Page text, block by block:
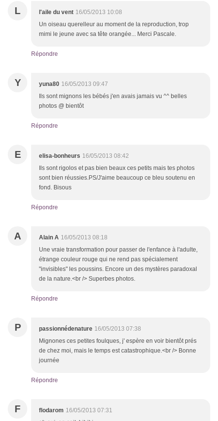
L l'aile du vent 16/05/2013 10:08
Un oiseau querelleur au moment de la reproduction, trop
mimi le jeune avec sa tête orangée... Merci Pascale.
Répondre
Y yuna80 16/05/2013 09:47
Ils sont mignons les bébés j'en avais jamais vu ^^ belles
photos @ bientôt
Répondre
E elisa-bonheurs 16/05/2013 08:42
Ils sont rigolos et pas bien beaux ces petits mais tes photos
sont bien réussies.PS/J'aime beaucoup ce bleu soutenu en
fond. Bisous
Répondre
A Alain A 16/05/2013 08:18
Une vraie transformation pour passer de l'enfance à l'adulte,
étrange couleur rouge qui ne rend pas spécialement
"invisibles" les poussins. Encore un des mystères paradoxal
de la nature.<br /> Superbes photos.
Répondre
P passionnédenature 16/05/2013 07:38
Mignones ces petites foulques, j' espère en voir bientôt prés
de chez moi, mais le temps est catastrophique.<br /> Bonne
journée
Répondre
F flodarom 16/05/2013 07:31